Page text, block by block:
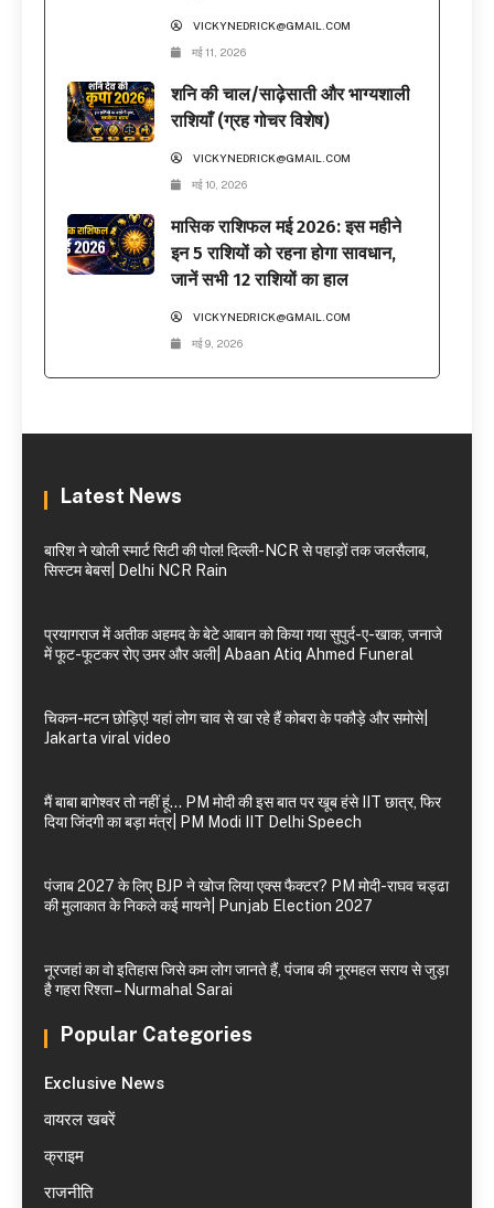
VICKYNEDRICK@GMAIL.COM
मई 11, 2026
शनि की चाल/साढ़ेसाती और भाग्यशाली
राशियाँ (ग्रह गोचर विशेष)
VICKYNEDRICK@GMAIL.COM
मई 10, 2026
मासिक राशिफल मई 2026: इस महीने
इन 5 राशियों को रहना होगा सावधान,
जानें सभी 12 राशियों का हाल
VICKYNEDRICK@GMAIL.COM
मई 9, 2026
Latest News
बारिश ने खोली स्मार्ट सिटी की पोल! दिल्ली-NCR से पहाड़ों तक जलसैलाब,
सिस्टम बेबस| Delhi NCR Rain
प्रयागराज में अतीक अहमद के बेटे आबान को किया गया सुपुर्द-ए-खाक, जनाजे
में फूट-फूटकर रोए उमर और अली| Abaan Atiq Ahmed Funeral
चिकन-मटन छोड़िए! यहां लोग चाव से खा रहे हैं कोबरा के पकौड़े और समोसे|
Jakarta viral video
मैं बाबा बागेश्वर तो नहीं हूं… PM मोदी की इस बात पर खूब हंसे IIT छात्र, फिर
दिया जिंदगी का बड़ा मंत्र| PM Modi IIT Delhi Speech
पंजाब 2027 के लिए BJP ने खोज लिया एक्स फैक्टर? PM मोदी-राघव चड्ढा
की मुलाकात के निकले कई मायने| Punjab Election 2027
नूरजहां का वो इतिहास जिसे कम लोग जानते हैं, पंजाब की नूरमहल सराय से जुड़ा
है गहरा रिश्ता – Nurmahal Sarai
Popular Categories
Exclusive News
वायरल खबरें
क्राइम
राजनीति